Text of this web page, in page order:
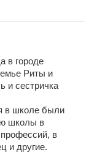
в городе
Риты и
и сестричка
в школе были
школы в
в
и другие.